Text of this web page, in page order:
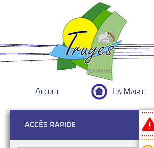
Accueil La Mairie
ACCÈS RAPIDE